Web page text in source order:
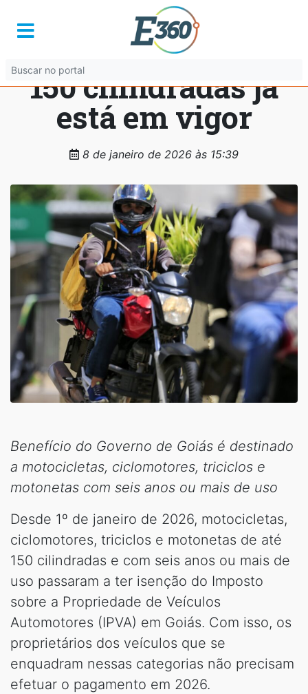
Isenção do IPVA
para moto de até
150 cilindradas já
está em vigor
8 de janeiro de 2026 às 15:39
Benefício do Governo de Goiás é destinado
a motocicletas, ciclomotores, triciclos e
motonetas com seis anos ou mais de uso
Desde 1º de janeiro de 2026, motocicletas,
ciclomotores, triciclos e motonetas de até
150 cilindradas e com seis anos ou mais de
uso passaram a ter isenção do Imposto
sobre a Propriedade de Veículos
Automotores (IPVA) em Goiás. Com isso, os
proprietários dos veículos que se
enquadram nessas categorias não precisam
efetuar o pagamento em 2026.